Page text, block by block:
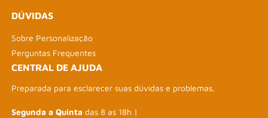
DÚVIDAS
Sobre Personalização
Perguntas Frequentes
CENTRAL DE AJUDA
Preparada para esclarecer suas dúvidas e problemas.
Segunda a Quinta das 8 as 18h |